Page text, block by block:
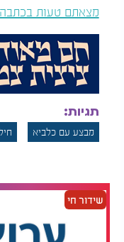
מצאתם טעות
תגיות:
מבצע עם כלביא
שידור חי